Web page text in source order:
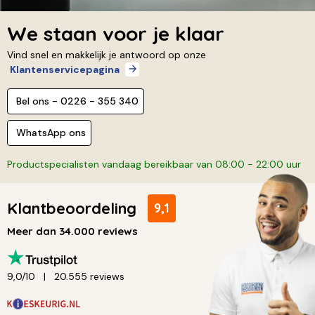
We staan voor je klaar
Vind snel en makkelijk je antwoord op onze
Klantenservicepagina
Bel ons - 0226 - 355 340
WhatsApp ons
Productspecialisten vandaag bereikbaar van 08:00 - 22:00 uur
Klantbeoordeling 9,1
Meer dan 34.000 reviews
9,0/10 20.555 reviews